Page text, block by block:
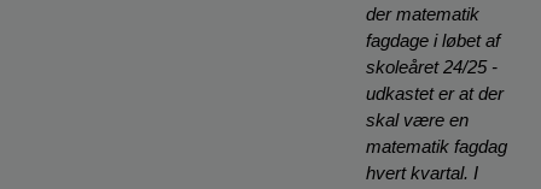
der matematik
fagdage i løbet af
skoleåret 24/25 -
udkastet er at der
skal være en
matematik fagdag
hvert kvartal. I